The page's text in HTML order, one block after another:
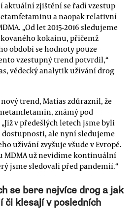
aktuální zjištění se řadí vzestup
a naopak relativní
„Od let 2015-2016 sledujeme
kokainu, přičemž
období se hodnoty pouze
vzestupný trend potvrdil,“
vědecký analytik užívání drog
trend, Matias zdůraznil, že
známý pod
v předešlých letech jsme byli
ale nyní sledujeme
užívání zvyšuje všude v Evropě.
MDMA už nevidíme kontinuální
jsme sledovali před pandemií.“